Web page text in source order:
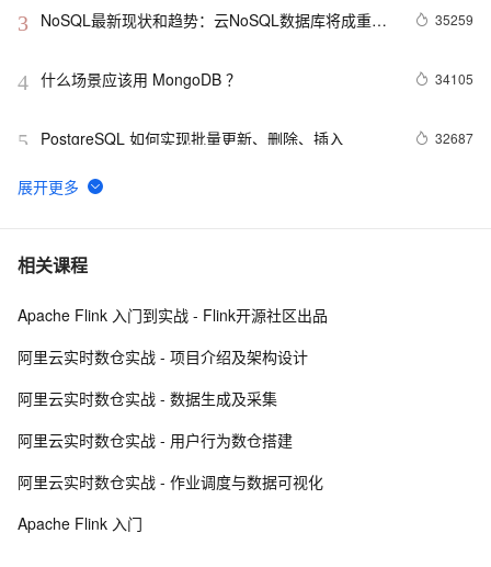
3
NoSQL最新现状和趋势：云NoSQL数据库将成重要
35259
4 什么场景应该用 MongoDB ？ 34105
5 PostgreSQL 如何实现批量更新、删除、插入 32687
6 MongoDB Sharded cluster架构原理
7 Redis Stream——作为消息队列的典型应用场景
8 在Docker上玩转PostgreSQL -- Mac篇
10Linux 性能诊断 perf使用指南
相关课程
Apache Flink 入门到实战 - Flink开源社区出品
阿里云实时数仓实战 - 项目介绍及架构设计
阿里云实时数仓实战 - 数据生成及采集
阿里云实时数仓实战 - 用户行为数仓搭建
阿里云实时数仓实战 - 作业调度与数据可视化
Apache Flink 入门